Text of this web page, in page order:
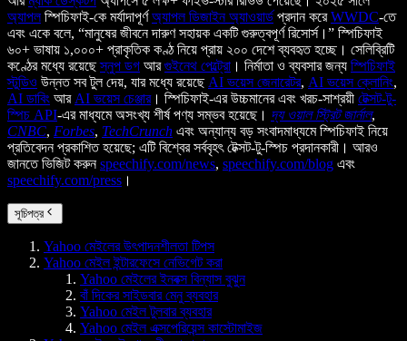
অ্যাপলস্পিচিফাই-কে মর্যাদাপূর্ণঅ্যাপল ডিজাইন অ্যাওয়ার্ড প্রদান করেWWDC-তে
এবং একে বলে, “মানুষের জীবনে দারুণ সহায়ক একটি গুরুত্বপূর্ণ রিসোর্স।” স্পিচিফাই
৬০+ ভাষায় ১,০০০+ প্রাকৃতিক কণ্ঠ নিয়ে প্রায় ২০০ দেশে ব্যবহৃত হচ্ছে। সেলিব্রিটি
কণ্ঠের মধ্যে রয়েছেস্নুপ ডগ আরগুইনেথ পেল্ট্রো । নির্মাতা ও ব্যবসার জন্য স্পিচিফাই
স্টুডিও উন্নত সব টুল দেয়, যার মধ্যে রয়েছে AI ভয়েস জেনারেটর, AI ভয়েস ক্লোনিং,
AI ডাবিং আর AI ভয়েস চেঞ্জার। স্পিচিফাই-এর উচ্চমানের এবং খরচ-সাশ্রয়ী টেক্সট-টু-
স্পিচ API-এর মাধ্যমে অসংখ্য শীর্ষ পণ্য সম্ভব হয়েছে। দ্য ওয়াল স্ট্রিট জার্নাল,
CNBC, Forbes, TechCrunch এবং অন্যান্য বড় সংবাদমাধ্যমে স্পিচিফাই নিয়ে
প্রতিবেদন প্রকাশিত হয়েছে; এটি বিশ্বের সর্ববৃহৎ টেক্সট-টু-স্পিচ প্রদানকারী। আরও
জানতে ভিজিট করুনspeechify.com/news, speechify.com/blog এবং
speechify.com/press ।
সূচিপত্র
Yahoo মেইলের উৎপাদনশীলতা টিপস
Yahoo মেইল ইন্টারফেসে নেভিগেট করা
Yahoo মেইলের ইনবক্স বিন্যাস বুঝুন
বাঁ দিকের সাইডবার মেনু ব্যবহার
Yahoo মেইল টুলবার ব্যবহার
Yahoo মেইল এক্সপেরিয়েন্স কাস্টোমাইজ